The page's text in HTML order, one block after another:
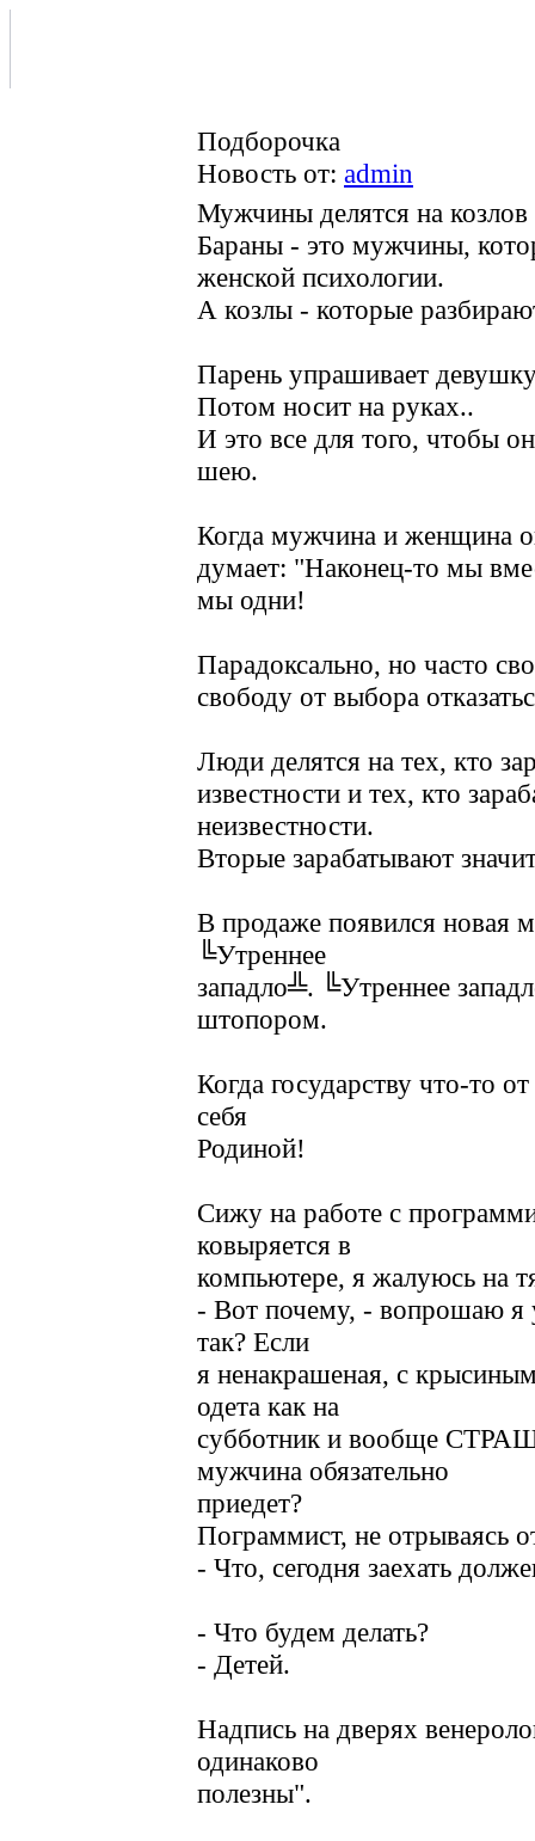
Подборочка
Новость от: admin
Мужчины делятся на козлов
Бараны - это мужчины,
женской психологии.
А козлы - которые
Парень упрашивает
Потом носит на руках..
И это все для того, чтобы
шею.
Когда мужчина и женщина
думает: "Наконец-то мы
мы одни!
Парадоксально, но часто
свободу от выбора
Люди делятся на тех, кто
известности и тех, кто
неизвестности.
Вторые зарабатывают
В продаже появился новая
╚Утреннее
западло╩. ╚Утреннее
штопором.
Когда государству что-то
себя
Родиной!
Сижу на работе с
ковыряется в
компьютере, я жалуюсь на
- Вот почему, - вопрошаю я
так? Если
я ненакрашеная, с
одета как на
субботник и вообще
мужчина обязательно
приедет?
Пограммист, не отрываясь
- Что, сегодня заехать
- Что будем делать?
- Детей.
Надпись на дверях
одинаково
полезны".